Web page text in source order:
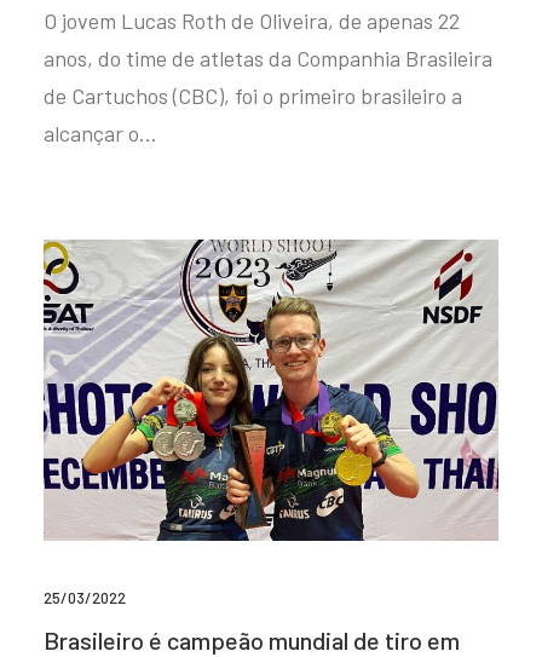
O jovem Lucas Roth de Oliveira, de apenas 22
anos, do time de atletas da Companhia Brasileira
de Cartuchos (CBC), foi o primeiro brasileiro a
alcançar o…
25/03/2022
Brasileiro é campeão mundial de tiro em